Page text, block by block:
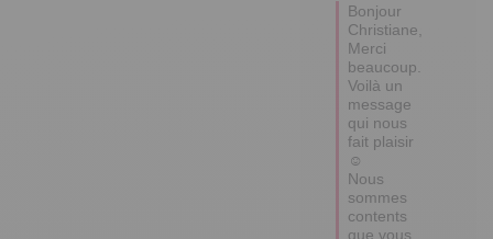
Bonjour
Christiane,
Merci
beaucoup.
Voilà un
message
qui nous
fait plaisir
☺
Nous
sommes
contents
que vous